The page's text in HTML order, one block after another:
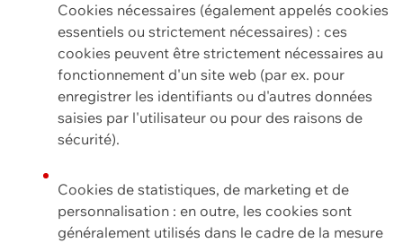
Cookies nécessaires (également appelés cookies
essentiels ou strictement nécessaires) : ces
cookies peuvent être strictement nécessaires au
fonctionnement d'un site web (par ex. pour
enregistrer les identifiants ou d'autres données
saisies par l'utilisateur ou pour des raisons de
sécurité).
Cookies de statistiques, de marketing et de
personnalisation : en outre, les cookies sont
généralement utilisés dans le cadre de la mesure